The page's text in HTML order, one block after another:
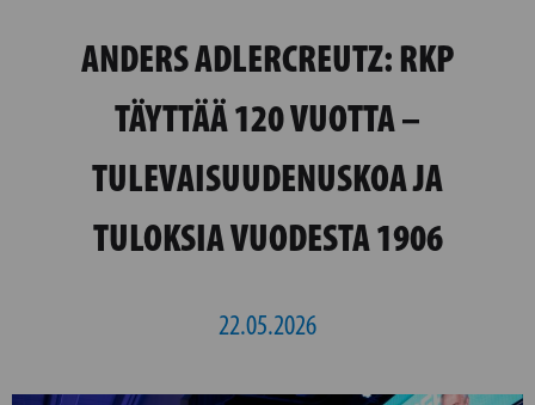
ANDERS ADLERCREUTZ: RKP
TÄYTTÄÄ 120 VUOTTA –
TULEVAISUUDENUSKOA JA
TULOKSIA VUODESTA 1906
22.05.2026